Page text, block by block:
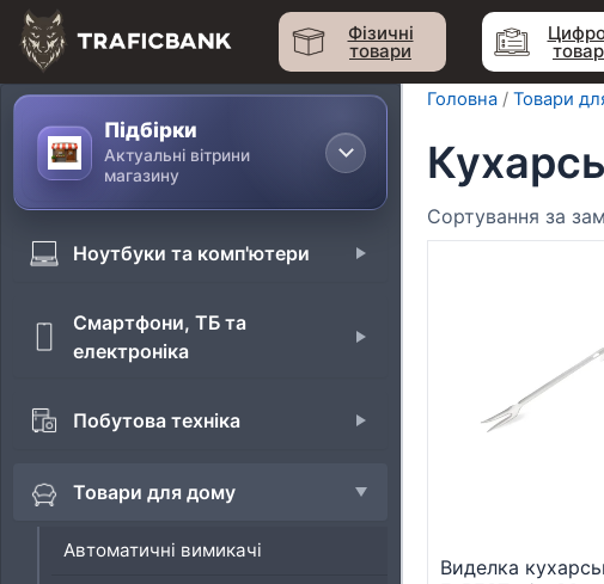
Перейти
до
вмісту
Фізичні
товари
Підбірки
Актуальні вітрини
магазину
Ноутбуки та комп'ютери
Смартфони, ТБ та
електроніка
Побутова техніка
Товари для дому
Автоматичні вимикачі
Головна / Товари
Виделка